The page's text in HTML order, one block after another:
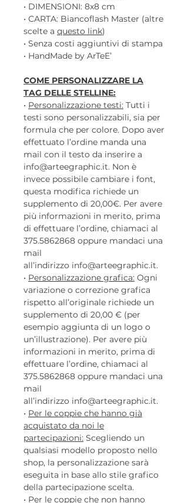
• DIMENSIONI: 8x8 cm
• CARTA: Biancoflash Master (altre
scelte a questo link)
• Senza costi aggiuntivi di stampa
• HandMade by ArTeE’
COME PERSONALIZZARE LA
TAG DELLE STELLINE:
• Personalizzazione testi: Tutti i
testi sono personalizzabili, sia per
formula che per colore. Dopo aver
effettuato l’ordine manda una
mail con il testo da inserire a
info@arteegraphic.it. Non è
invece possibile cambiare i font,
questa modifica richiede un
supplemento di 20,00€. Per avere
più informazioni in merito, prima
di effettuare l’ordine, chiamaci al
375.5862868 oppure mandaci una
mail
all’indirizzo info@arteegraphic.it.
• Personalizzazione grafica: Ogni
variazione o correzione grafica
rispetto all’originale richiede un
supplemento di 20,00 € (per
esempio aggiunta di un logo o
un’illustrazione). Per avere più
informazioni in merito, prima di
effettuare l’ordine, chiamaci al
375.5862868 oppure mandaci una
mail
all’indirizzo info@arteegraphic.it.
• Per le coppie che hanno già
acquistato da noi le
partecipazioni: Scegliendo un
qualsiasi modello proposto nello
shop, la personalizzazione sarà
eseguita in base allo stile grafico
della partecipazione scelta.
• Per le coppie che non hanno